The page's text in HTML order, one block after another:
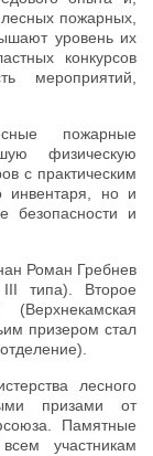
пожарных,
уровень их
конкурсов
мероприятий,
пожарные
физическую
с практическим
инвентаря, но и
безопасности и
Роман Гребнев
III типа). Второе
призером стал
лесного
призами от
Памятные
участникам